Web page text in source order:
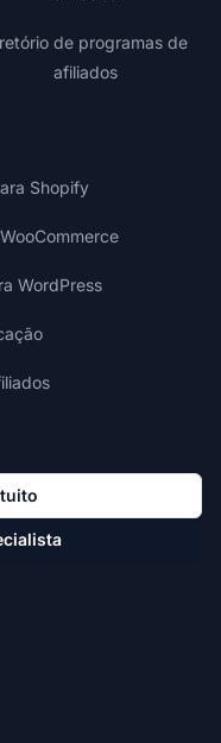
de programas de
afiliados
Shopify
WordPress